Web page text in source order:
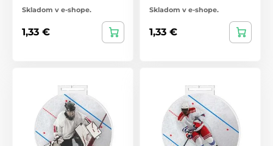
Skladom v e-shope.
1,33 €
Skladom v e-shope.
1,33 €